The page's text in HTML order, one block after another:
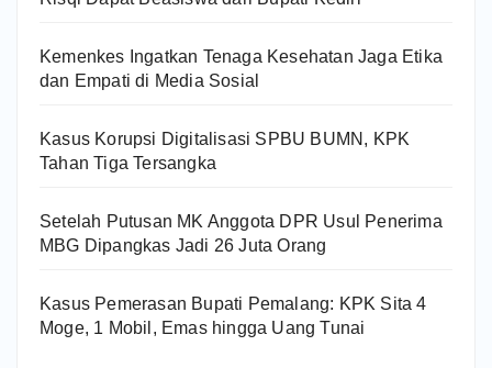
Kemenkes Ingatkan Tenaga Kesehatan Jaga Etika
dan Empati di Media Sosial
Kasus Korupsi Digitalisasi SPBU BUMN, KPK
Tahan Tiga Tersangka
Setelah Putusan MK Anggota DPR Usul Penerima
MBG Dipangkas Jadi 26 Juta Orang
Kasus Pemerasan Bupati Pemalang: KPK Sita 4
Moge, 1 Mobil, Emas hingga Uang Tunai